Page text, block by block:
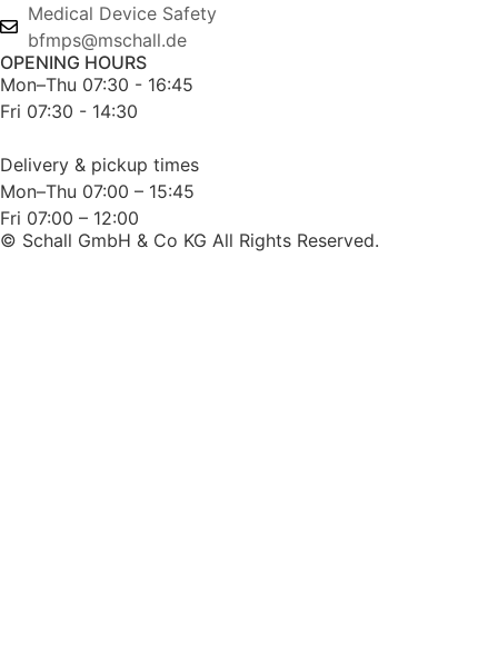
Medical Device Safety
bfmps@mschall.de
OPENING HOURS
Mon–Thu 07:30 - 16:45
Fri 07:30 - 14:30
Delivery & pickup times
Mon–Thu 07:00 – 15:45
Fri 07:00 – 12:00
© Schall GmbH & Co KG All Rights Reserved.